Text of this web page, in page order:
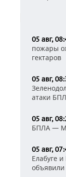
05 авг,
пожары
гектаров
05 авг,
атаки
05 авг,
БПЛА —
05 авг,
Елабуге
объявили